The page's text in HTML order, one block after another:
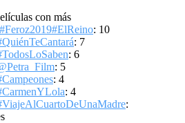
con más
#Feroz2019#ElReino: 10
: 7
: 6
: 5
: 4
: 4
: